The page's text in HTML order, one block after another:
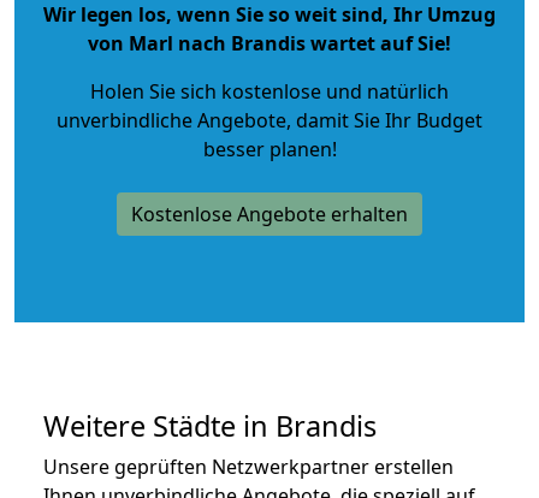
Wir legen los, wenn Sie so weit sind, Ihr Umzug
von Marl nach Brandis wartet auf Sie!
Holen Sie sich kostenlose und natürlich
unverbindliche Angebote, damit Sie Ihr Budget
besser planen!
Kostenlose Angebote erhalten
Weitere Städte in Brandis
Unsere geprüften Netzwerkpartner erstellen